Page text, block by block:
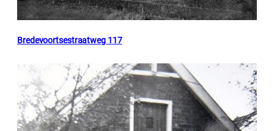
Bredevoortsestraatweg 117